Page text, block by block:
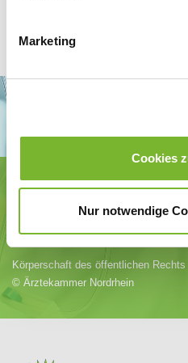
Marketing
Cookies
Nur notwendige
Ärztekammer Nordrhein
0211 / 4302-0· Fax 0211 / 4302
E-Mail:aerztekammer@aekno.de
Körperschaft des öffentlichen Rechts
© Ärztekammer Nordrhein